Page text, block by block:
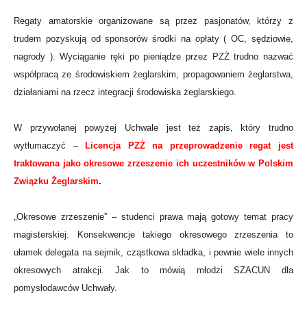
Regaty amatorskie organizowane są przez pasjonatów, którzy z
trudem pozyskują od sponsorów środki na opłaty ( OC, sędziowie,
nagrody ). Wyciąganie ręki po pieniądze przez PZŻ trudno nazwać
współpracą ze środowiskiem żeglarskim, propagowaniem żeglarstwa,
działaniami na rzecz integracji środowiska żeglarskiego.
W przywołanej powyżej Uchwale jest też zapis, który trudno
wytłumaczyć –
Licencja PZŻ na przeprowadzenie regat jest
traktowana jako okresowe zrzeszenie ich uczestników w Polskim
Związku Żeglarskim.
„Okresowe zrzeszenie” – studenci prawa mają gotowy temat pracy
magisterskiej. Konsekwencje takiego okresowego zrzeszenia to
ułamek delegata na sejmik, cząstkowa składka, i pewnie wiele innych
okresowych atrakcji. Jak to mówią młodzi SZACUN dla
pomysłodawców Uchwały.